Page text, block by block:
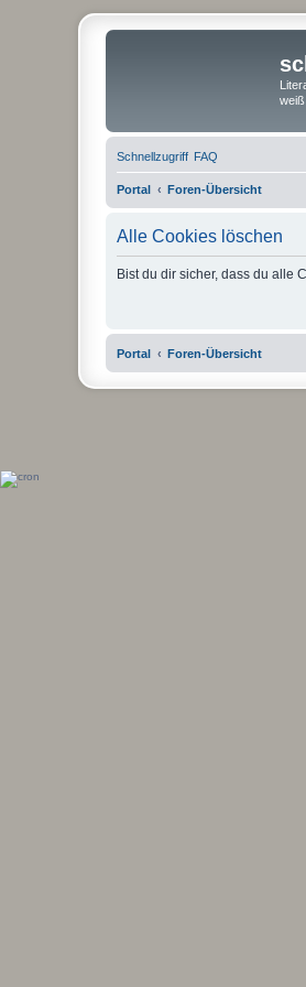
Schnellzugriff FAQ
Portal Foren-Übersicht
Alle Cookies löschen
Bist du dir sicher, dass du alle
Portal Foren-Übersicht